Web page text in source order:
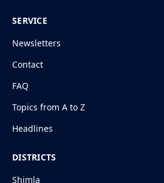
SERVICE
Newsletters
Contact
FAQ
Topics from A to Z
Headlines
DISTRICTS
Shimla